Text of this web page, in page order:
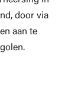
door via
aan te